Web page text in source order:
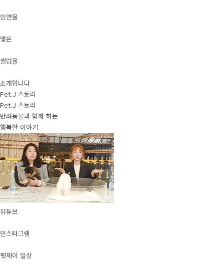
인연을
맺은
셀럽을
소개합니다
Pet.J 스토리
Pet.J 스토리
반려동물과 함께 하는
행복한 이야기
유튜브
인스타그램
펫제이 일상